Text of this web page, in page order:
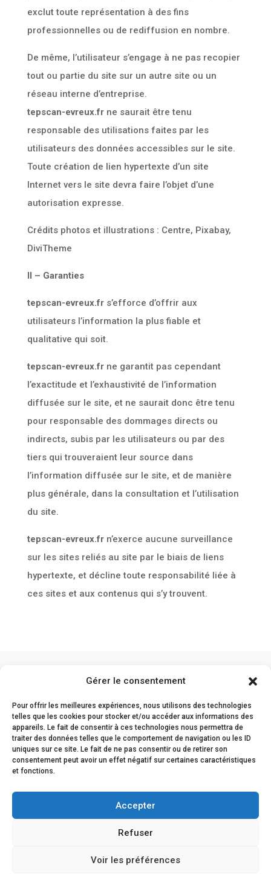
Gérer le consentement
Pour offrir les meilleures expériences, nous utilisons des technologies
telles que les cookies pour stocker et/ou accéder aux informations des
appareils. Le fait de consentir à ces technologies nous permettra de
traiter des données telles que le comportement de navigation ou les ID
uniques sur ce site. Le fait de ne pas consentir ou de retirer son
consentement peut avoir un effet négatif sur certaines caractéristiques
et fonctions.
Accepter
Refuser
Voir les préférences
exclut toute représentation à des fins
professionnelles ou de rediffusion en nombre.
De même, l’utilisateur s’engage à ne pas recopier
tout ou partie du site sur un autre site ou un
réseau interne d’entreprise.
tepscan-evreux.frne saurait être tenu
responsable des utilisations faites par les
utilisateurs des données accessibles sur le site.
Toute création de lien hypertexte d’un site
Internet vers le site devra faire l’objet d’une
autorisation expresse.
Crédits photos et illustrations : Centre, Pixabay,
DiviTheme
II – Garanties
tepscan-evreux.fr s’efforce d’offrir aux
utilisateurs l’information la plus fiable et
qualitative qui soit.
tepscan-evreux.fr ne garantit pas cependant
l’exactitude et l’exhaustivité de l’information
diffusée sur le site, et ne saurait donc être tenu
pour responsable des dommages directs ou
indirects, subis par les utilisateurs ou par des
tiers qui trouveraient leur source dans
l’information diffusée sur le site, et de manière
plus générale, dans la consultation et l’utilisation
du site.
tepscan-evreux.fr n’exerce aucune surveillance
sur les sites reliés au site par le biais de liens
hypertexte, et décline toute responsabilité liée à
ces sites et aux contenus qui s’y trouvent.
TEP-Scan de l’Eure
Service de médecine nucléaire du Centre
Hospitalier Eure Seine
Centre Hospitalier Eure-Seine
Rue Léon Schwartzenberg
Mentions légales